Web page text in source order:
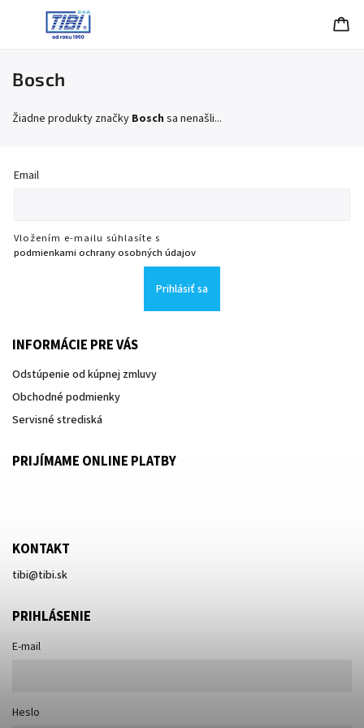
Bosch
Žiadne produkty značky Bosch sa nenašli...
Email
Vložením e-mailu súhlasíte s
podmienkami ochrany osobných údajov
Prihlásiť sa
INFORMÁCIE PRE VÁS
Odstúpenie od kúpnej zmluvy
Obchodné podmienky
Servisné strediská
PRIJÍMAME ONLINE PLATBY
KONTAKT
tibi@tibi.sk
PRIHLÁSENIE
E-mail
Heslo